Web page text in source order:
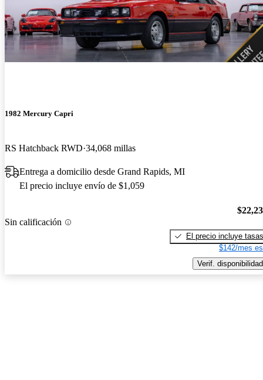
1982 Mercury Capri
RS Hatchback RWD 34,068 millas
Entrega a domicilio desde Grand Rapids, MI
El precio incluye envío de $1,059
Sin calificación
El precio incluye tasas
$142/mes
Verif. disponibilidad